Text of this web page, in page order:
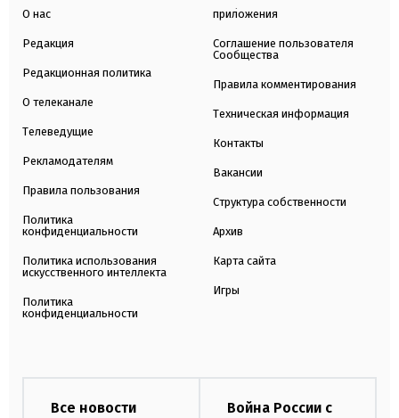
О нас
Редакция
Редакционная политика
О телеканале
Телеведущие
Рекламодателям
Правила пользования
Политика
конфиденциальности
Политика использования
искусственного интеллекта
Политика
конфиденциальности
приложения
Соглашение пользователя
Сообщества
Правила комментирования
Техническая информация
Контакты
Вакансии
Структура собственности
Архив
Карта сайта
Игры
Все новости
Война России с